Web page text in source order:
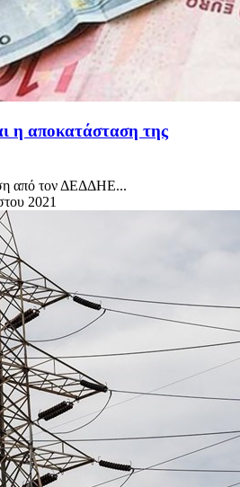
η αποκατάσταση της
από τον ΔΕΔΔΗΕ...
2021